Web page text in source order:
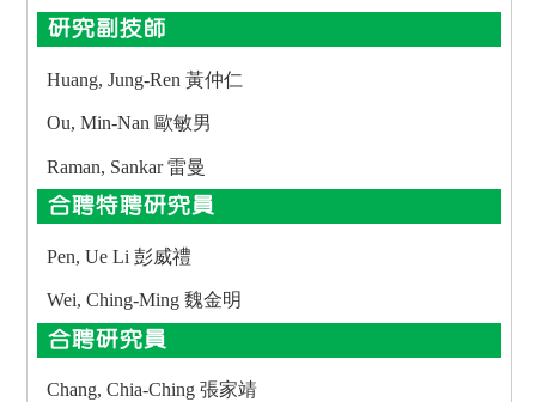
研究副技師
Huang, Jung-Ren 黃仲仁
Ou, Min-Nan 歐敏男
Raman, Sankar 雷曼
合聘特聘研究員
Pen, Ue Li 彭威禮
Wei, Ching-Ming 魏金明
合聘研究員
Chang, Chia-Ching 張家靖